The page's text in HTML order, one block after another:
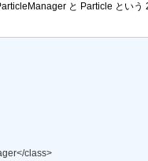
と Particle という
class>